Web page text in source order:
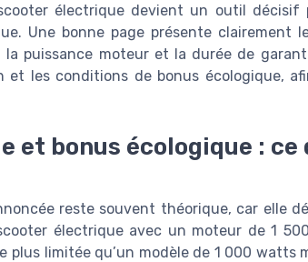
électrique devient un outil décisif
Une bonne page présente clairement
puissance moteur et la durée de
et les conditions de bonus écologique,
bonus écologique : ce
reste souvent théorique, car elle
électrique avec un moteur de 1
limitée qu’un modèle de 1 000 watts